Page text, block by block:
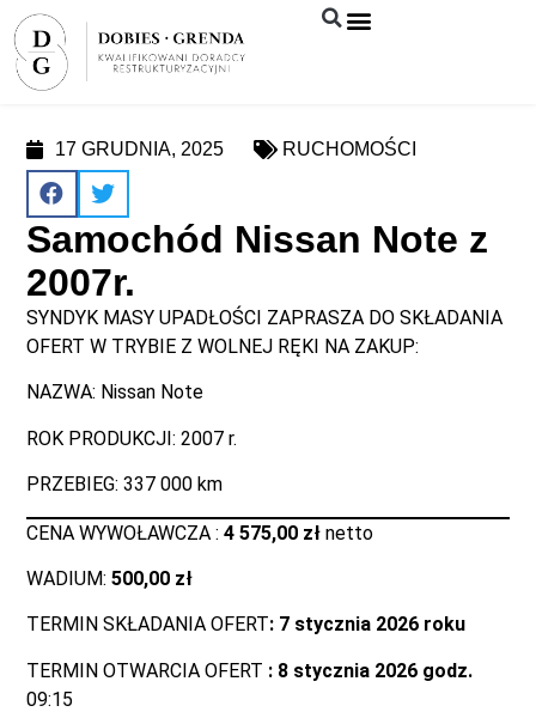
17 GRUDNIA, 2025 RUCHOMOŚCI
Samochód Nissan Note z
2007r.
SYNDYK MASY UPADŁOŚCI ZAPRASZA DO SKŁADANIA
OFERT W TRYBIE Z WOLNEJ RĘKI NA ZAKUP:
NAZWA: Nissan Note
ROK PRODUKCJI: 2007 r.
PRZEBIEG: 337 000 km
CENA WYWOŁAWCZA :4 575,00 zł netto
WADIUM:500,00 zł
TERMIN SKŁADANIA OFERT: 7 stycznia 2026 roku
TERMIN OTWARCIA OFERT : 8 stycznia 2026 godz.
09:15